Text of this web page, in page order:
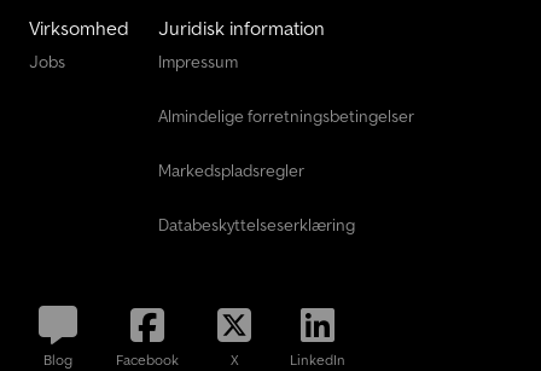
Virksomhed
Jobs
Juridisk information
Impressum
Almindelige forretningsbetingelser
Markedspladsregler
Databeskyttelseserklæring
Blog Facebook X LinkedIn